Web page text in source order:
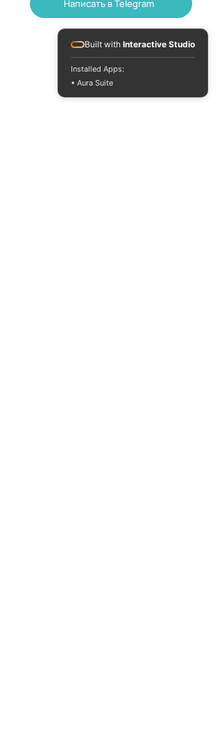
Написать в Telegram
Built with Interactive Studio
Installed Apps:
• Aura Suite